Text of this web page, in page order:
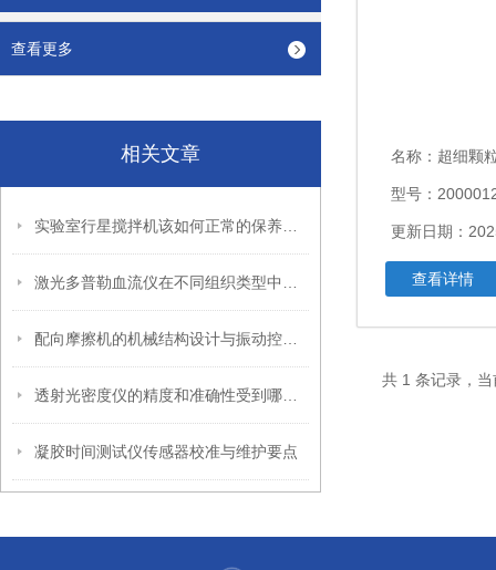
查看更多
相关文章
凝胶时间测试仪传感器校准与维护要点
名称： 超细颗粒
型号：
更新日期：
查看详情
共 1 条记录，